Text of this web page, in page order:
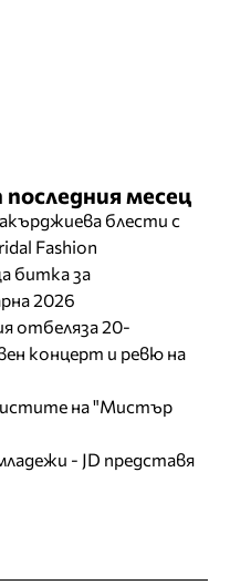
месец
блести с
Fashion
битка за
2026
отбеляза 20-
концерт и ревю на
на "Мистър
- JD представя